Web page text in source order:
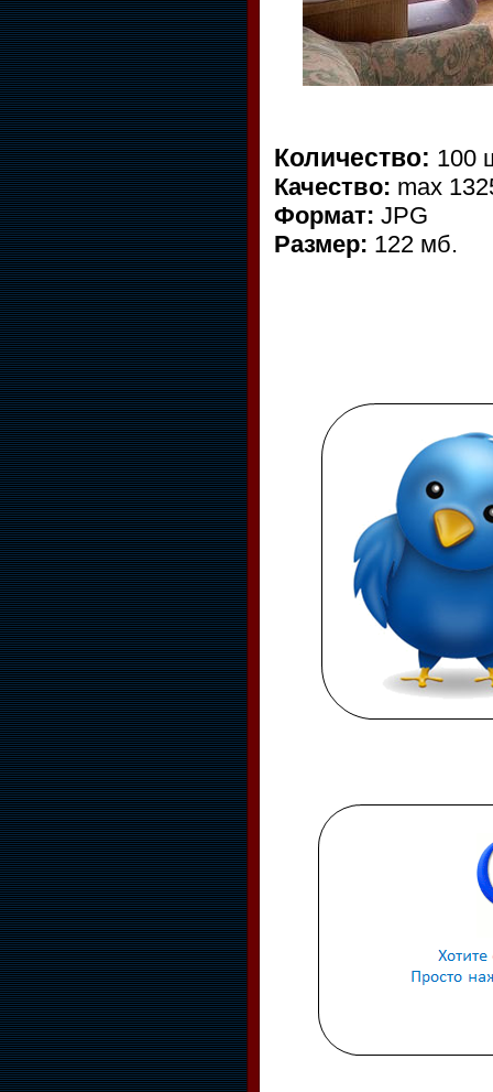
Количество: 100
Качество: max
Формат: JPG
Размер: 122 мб.